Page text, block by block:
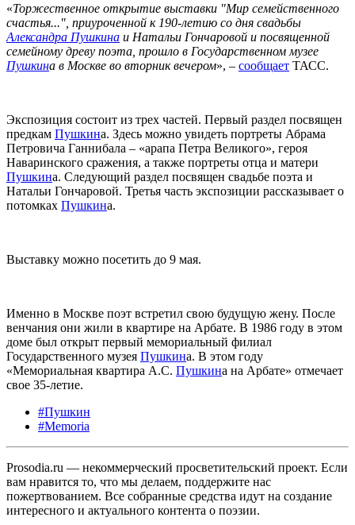
«Торжественное открытие выставки "Мир семейственного
счастья...", приуроченной к 190-летию со дня свадьбы
Александра Пушкина и Натальи Гончаровой и посвященной
семейному древу поэта, прошло в Государственном музее
Пушкина в Москве во вторник вечером», – сообщает ТАСС.
Экспозиция состоит из трех частей. Первый раздел посвящен
предкам Пушкина. Здесь можно увидеть портреты Абрама
Петровича Ганнибала – «арапа Петра Великого», героя
Наваринского сражения, а также портреты отца и матери
Пушкина. Следующий раздел посвящен свадьбе поэта и
Натальи Гончаровой. Третья часть экспозиции рассказывает о
потомках Пушкина.
Выставку можно посетить до 9 мая.
Именно в Москве поэт встретил свою будущую жену. После
венчания они жили в квартире на Арбате. В 1986 году в этом
доме был открыт первый мемориальный филиал
Государственного музея Пушкина. В этом году
«Мемориальная квартира А.С. Пушкина на Арбате» отмечает
свое 35-летие.
#Пушкин
#Memoria
Prosodia.ru — некоммерческий просветительский проект. Если
вам нравится то, что мы делаем, поддержите нас
пожертвованием. Все собранные средства идут на создание
интересного и актуального контента о поэзии.